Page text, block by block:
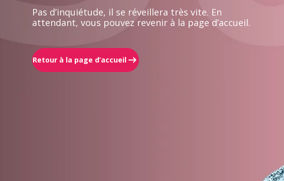
Pas d’inquiétude, il se réveillera très vite. En
attendant, vous pouvez revenir à la page d’accueil.
Retour à la page d’accueil